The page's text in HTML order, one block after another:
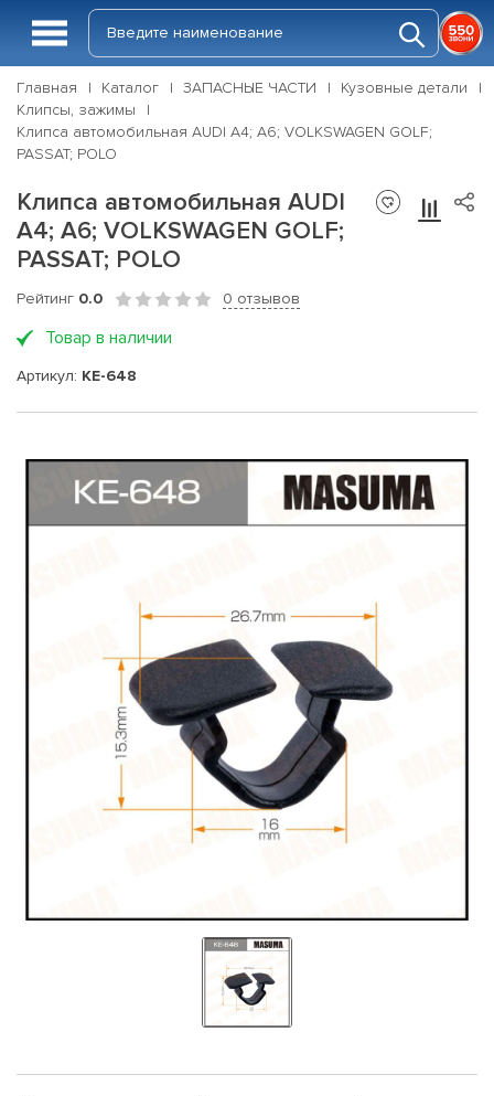
Главная Каталог ЗАПАСНЫЕ ЧАСТИ
Кузовные детали
Клипсы, зажимы
Клипса автомобильная AUDI A4; A6; VOLKSWAGEN GOLF;
PASSAT; POLO
Клипса автомобильная AUDI
A4; A6; VOLKSWAGEN GOLF;
PASSAT; POLO
Рейтинг 0.0 0 отзывов
Товар в наличии
Артикул: KE-648